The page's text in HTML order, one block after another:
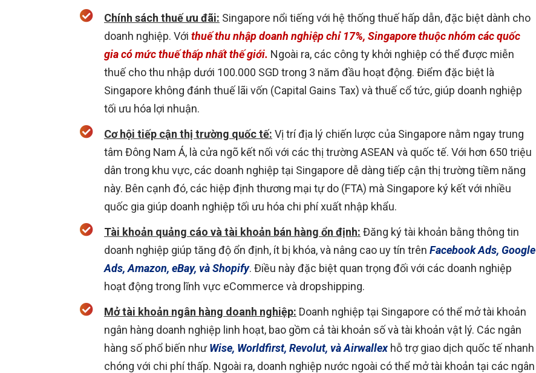
Chính sách thuế ưu đãi: Singapore nổi tiếng với hệ thống thuế hấp dẫn, đặc biệt dành cho
doanh nghiệp. Với thuế thu nhập doanh nghiệp chỉ 17%, Singapore thuộc nhóm các quốc
gia có mức thuế thấp nhất thế giới. Ngoài ra, các công ty khởi nghiệp có thể được miễn
thuế cho thu nhập dưới 100.000 SGD trong 3 năm đầu hoạt động. Điểm đặc biệt là
Singapore không đánh thuế lãi vốn (Capital Gains Tax) và thuế cổ tức, giúp doanh nghiệp
tối ưu hóa lợi nhuận.
Cơ hội tiếp cận thị trường quốc tế: Vị trí địa lý chiến lược của Singapore nằm ngay trung
tâm Đông Nam Á, là cửa ngõ kết nối với các thị trường ASEAN và quốc tế. Với hơn 650 triệu
dân trong khu vực, các doanh nghiệp tại Singapore dễ dàng tiếp cận thị trường tiềm năng
này. Bên cạnh đó, các hiệp định thương mại tự do (FTA) mà Singapore ký kết với nhiều
quốc gia giúp doanh nghiệp tối ưu hóa chi phí xuất nhập khẩu.
Tài khoản quảng cáo và tài khoản bán hàng ổn định: Đăng ký tài khoản bằng thông tin
doanh nghiệp giúp tăng độ ổn định, ít bị khóa, và nâng cao uy tín trên Facebook Ads, Google
Ads, Amazon, eBay, và Shopify. Điều này đặc biệt quan trọng đối với các doanh nghiệp
hoạt động trong lĩnh vực eCommerce và dropshipping.
Mở tài khoản ngân hàng doanh nghiệp: Doanh nghiệp tại Singapore có thể mở tài khoản
ngân hàng doanh nghiệp linh hoạt, bao gồm cả tài khoản số và tài khoản vật lý. Các ngân
hàng số phổ biến nhưWise, Worldfirst, Revolut, và Airwallexhỗ trợ giao dịch quốc tế nhanh
chóng với chi phí thấp. Ngoài ra, doanh nghiệp nước ngoài có thể mở tài khoản tại các ngân